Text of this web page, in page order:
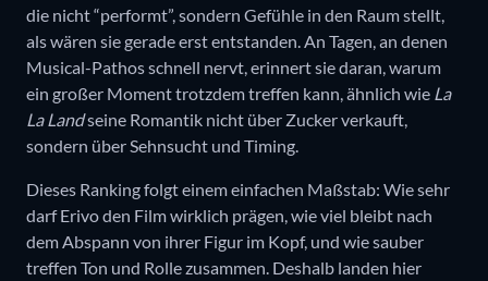
die nicht “performt”, sondern Gefühle in den Raum stellt,
als wären sie gerade erst entstanden. An Tagen, an denen
Musical-Pathos schnell nervt, erinnert sie daran, warum
ein großer Moment trotzdem treffen kann, ähnlich wie La
La Landseine Romantik nicht über Zucker verkauft,
sondern über Sehnsucht und Timing.
Dieses Ranking folgt einem einfachen Maßstab: Wie sehr
darf Erivo den Film wirklich prägen, wie viel bleibt nach
dem Abspann von ihrer Figur im Kopf, und wie sauber
treffen Ton und Rolle zusammen. Deshalb landen hier